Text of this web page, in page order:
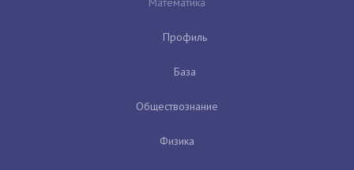
Профиль
База
Обществознание
Физика